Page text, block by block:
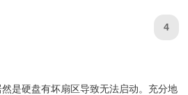
4
是硬盘有坏扇区导致无法启动。充分地